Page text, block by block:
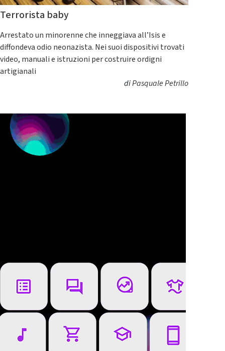
Terrorista baby
Arrestato un minorenne che inneggiava all’Isis e
diffondeva odio neonazista. Nei suoi dispositivi trovati
video, manuali e istruzioni per costruire ordigni
artigianali
diPasquale Petrillo